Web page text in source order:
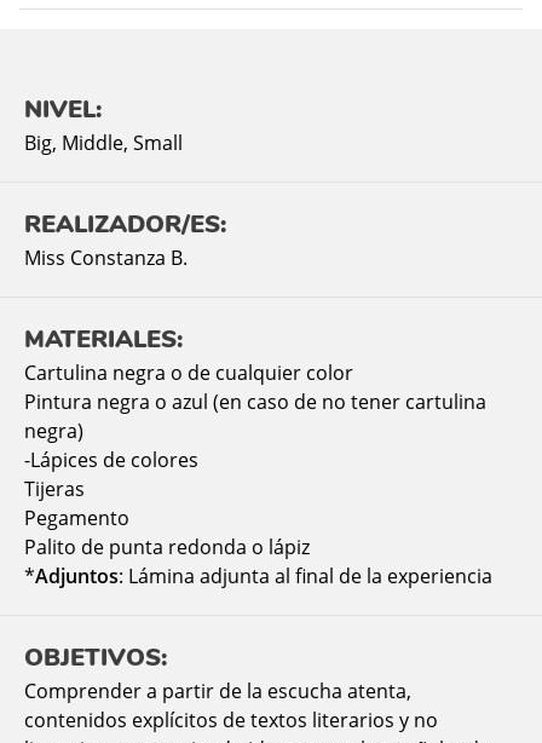
NIVEL:
Big, Middle, Small
REALIZADOR/ES:
Miss Constanza B.
MATERIALES:
Cartulina negra o de cualquier color
Pintura negra o azul (en caso de no tener cartulina
negra)
-Lápices de colores
Tijeras
Pegamento
Palito de punta redonda o lápiz
*Adjuntos: Lámina adjunta al final de la experiencia
OBJETIVOS:
Comprender a partir de la escucha atenta,
contenidos explícitos de textos literarios y no